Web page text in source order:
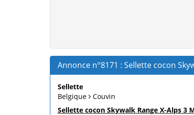
Annonce n°8171 : Sellette cocon
Sellette
Belgique
Couvin
Sellette cocon Skywalk Range X-Alps 3